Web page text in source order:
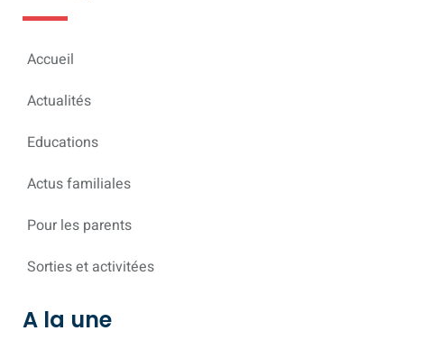
Accueil
Actualités
Educations
Actus familiales
Pour les parents
Sorties et activitées
A la une